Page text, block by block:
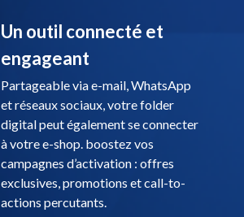
Un outil connecté et
engageant
Partageable via e-mail, WhatsApp
et réseaux sociaux, votre folder
digital peut également se connecter
à votre e-shop. boostez vos
campagnes d’activation : offres
exclusives, promotions et call-to-
actions percutants.